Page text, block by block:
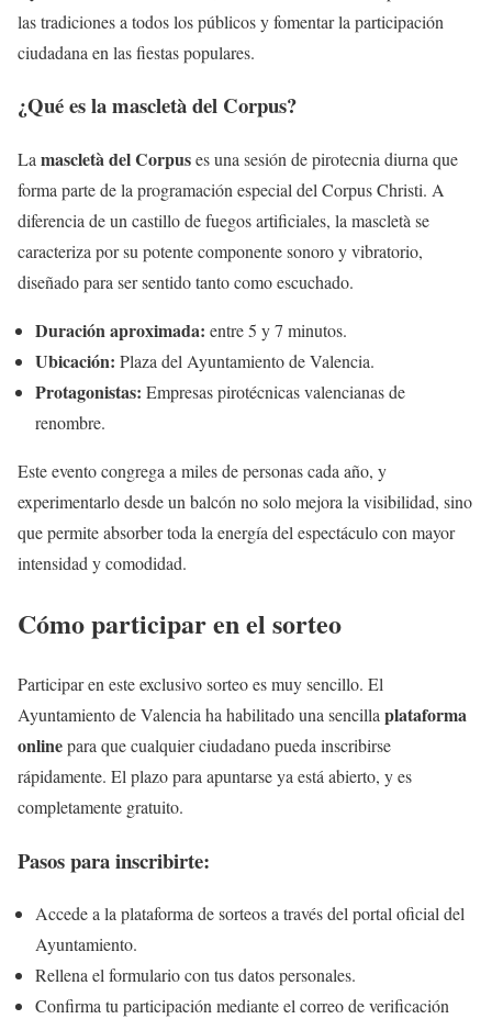
las tradiciones a todos los públicos y fomentar la participación
ciudadana en las fiestas populares.
¿Qué es la mascletà del Corpus?
La mascletà del Corpuses una sesión de pirotecnia diurna que
forma parte de la programación especial del Corpus Christi. A
diferencia de un castillo de fuegos artificiales, la mascletà se
caracteriza por su potente componente sonoro y vibratorio,
diseñado para ser sentido tanto como escuchado.
Duración aproximada: entre 5 y 7 minutos.
Ubicación: Plaza del Ayuntamiento de Valencia.
Protagonistas: Empresas pirotécnicas valencianas de
renombre.
Este evento congrega a miles de personas cada año, y
experimentarlo desde un balcón no solo mejora la visibilidad, sino
que permite absorber toda la energía del espectáculo con mayor
intensidad y comodidad.
Cómo participar en el sorteo
Participar en este exclusivo sorteo es muy sencillo. El
Ayuntamiento de Valencia ha habilitado una sencilla plataforma
onlinepara que cualquier ciudadano pueda inscribirse
rápidamente. El plazo para apuntarse ya está abierto, y es
completamente gratuito.
Pasos para inscribirte:
Accede a la plataforma de sorteos a través del portal oficial del
Ayuntamiento.
Rellena el formulario con tus datos personales.
Confirma tu participación mediante el correo de verificación